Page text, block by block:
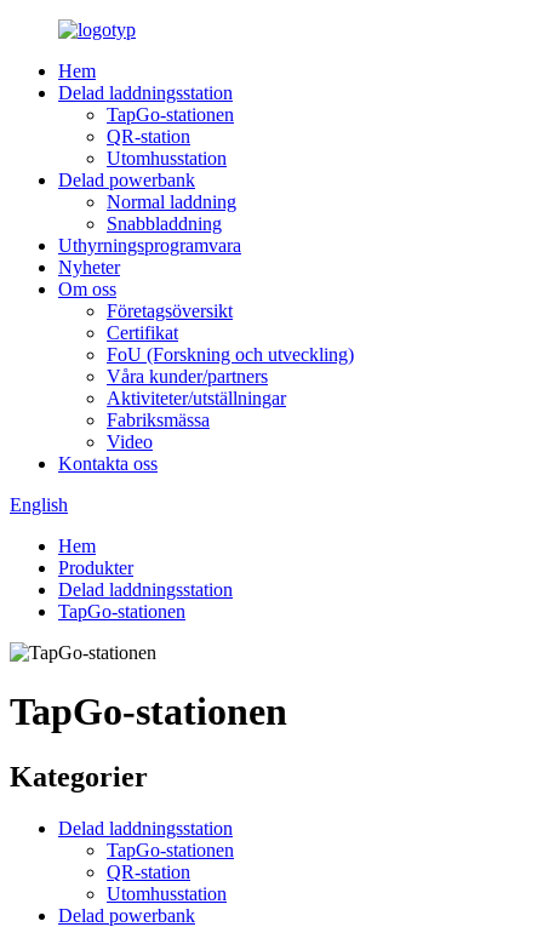
Hem
Delad laddningsstation
TapGo-stationen
QR-station
Utomhusstation
Delad powerbank
Normal laddning
Snabbladdning
Uthyrningsprogramvara
Nyheter
Om oss
Företagsöversikt
Certifikat
FoU (Forskning och utveckling)
Våra kunder/partners
Aktiviteter/utställningar
Fabriksmässa
Video
Kontakta oss
English
Hem
Produkter
Delad laddningsstation
TapGo-stationen
TapGo-stationen
Kategorier
Delad laddningsstation
TapGo-stationen
QR-station
Utomhusstation
Delad powerbank